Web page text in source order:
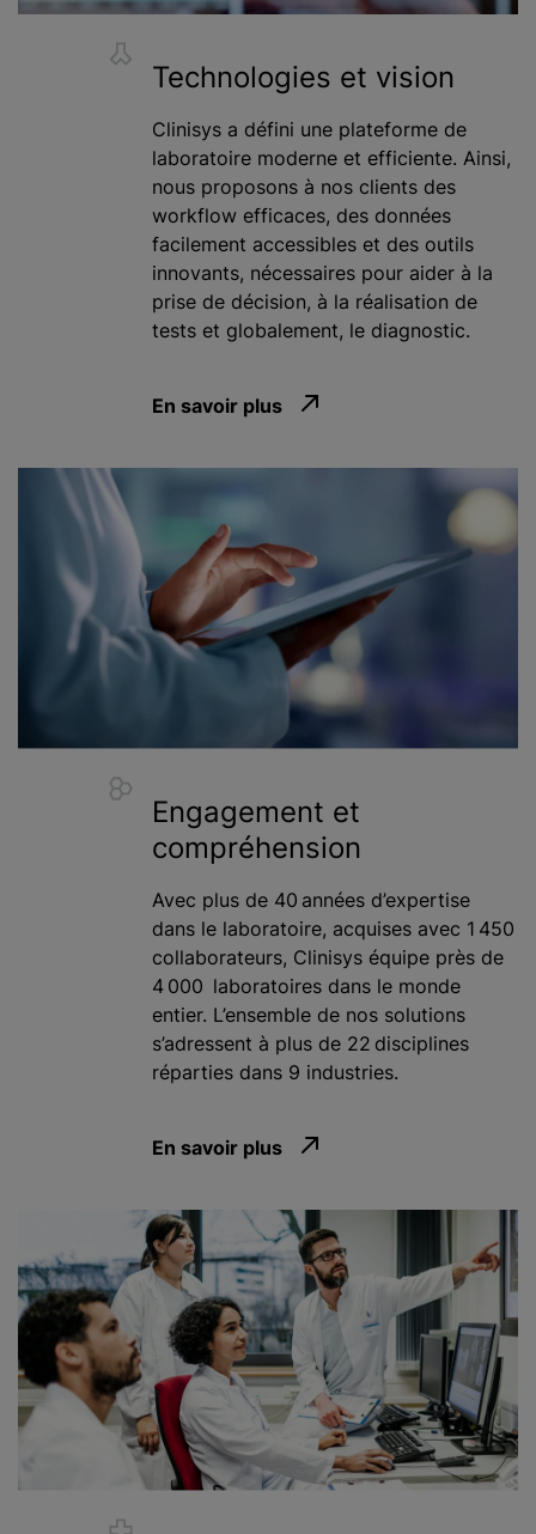
Technologies et vision
Clinisys a défini une plateforme de
laboratoire moderne et efficiente. Ainsi,
nous proposons à nos clients des
workflow efficaces, des données
facilement accessibles et des outils
innovants, nécessaires pour aider à la
prise de décision, à la réalisation de
tests et globalement, le diagnostic.
En savoir plus
Engagement et
compréhension
Avec plus de 40 années d’expertise
dans le laboratoire, acquises avec 1 450
collaborateurs, Clinisys équipe près de
4 000 laboratoires dans le monde
entier. L’ensemble de nos solutions
s’adressent à plus de 22 disciplines
réparties dans 9 industries.
En savoir plus